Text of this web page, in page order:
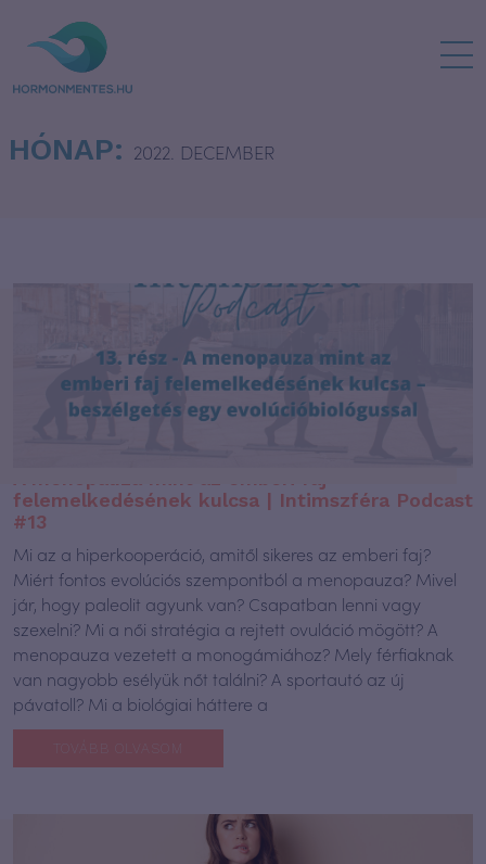
HÓNAP: 2022. DECEMBER
felemelkedésének kulcsa | Intimszféra Podcast
#13
Mi az a hiperkooperáció, amitől sikeres az emberi faj?
Miért fontos evolúciós szempontból a menopauza? Mivel
jár, hogy paleolit agyunk van? Csapatban lenni vagy
szexelni? Mi a női stratégia a rejtett ovuláció mögött? A
menopauza vezetett a monogámiához? Mely férfiaknak
van nagyobb esélyük nőt találni? A sportautó az új
pávatoll? Mi a biológiai háttere a